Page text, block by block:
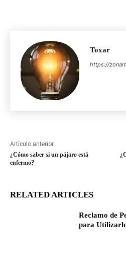
Toxar
https://
Artículo anterior
¿Cómo saber si un pájaro está
enfermo?
RELATED ARTICLES
Reclamo de
para